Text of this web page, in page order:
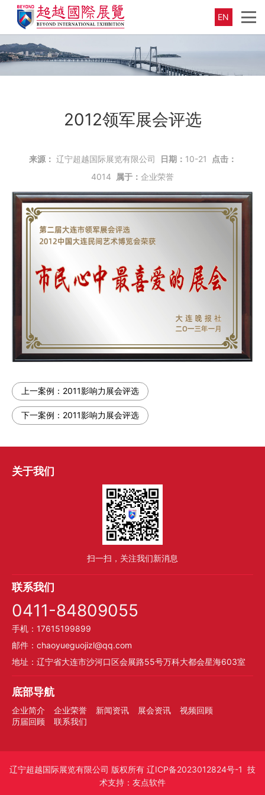
EN
2012领军展会评选
来源： 辽宁超越国际展览有限公司 日期： 10-21
点击：
4014
属于： 企业荣誉
上一案例： 2011影响力展会评选
下一案例： 2011影响力展会评选
关于我们
扫一扫，关注我们新消息
联系我们
0411-84809055
手机：17615199899
邮件：chaoyueguojizl@qq.com
地址：辽宁省大连市沙河口区会展路55号万科大都会星海603室
底部导航
企业简介 企业荣誉 新闻资讯 展会资讯
视频回顾
历届回顾
联系我们
辽宁超越国际展览有限公司 版权所有 辽ICP备2023012824号-1 技
术支持： 友点软件